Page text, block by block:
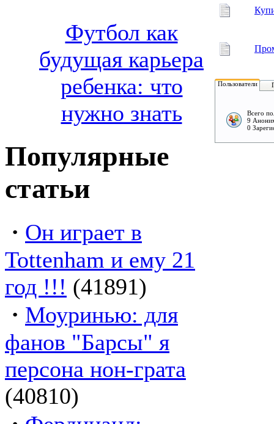
Футбол как
будущая карьера
ребенка: что
нужно знать
Популярные
статьи
· Он играет в
Tottenham и ему 21
год !!! (41891)
· Моуринью: для
фанов "Барсы" я
персона нон-грата
(40810)
Пользователи
Всего
9
0